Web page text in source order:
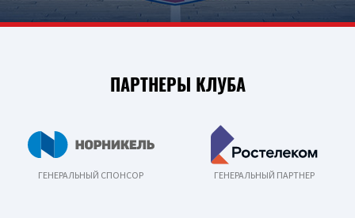
ПАРТНЕРЫ КЛУБА
ГЕНЕРАЛЬНЫЙ СПОНСОР ГЕНЕРАЛЬНЫЙ ПАРТНЕР